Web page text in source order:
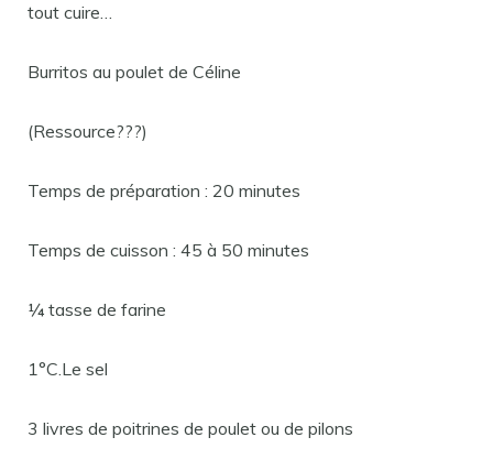
tout cuire…
Burritos au poulet de Céline
(Ressource???)
Temps de préparation : 20 minutes
Temps de cuisson : 45 à 50 minutes
¼ tasse de farine
1°C.Le sel
3 livres de poitrines de poulet ou de pilons